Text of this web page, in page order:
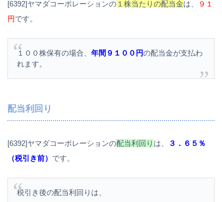
[6392]ヤマダコーポレーションの １株当たりの配当金は、
９１
円です。
１００株保有の場合、 年間９１００円の配当金が支払わ
れます。
配当利回り
[6392]ヤマダコーポレーションの配当利回り は、
３．６５％
（税引き前） です。
税引き後の配当利回りは、